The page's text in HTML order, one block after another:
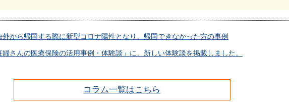
外から帰国する際に新型コロナ陽性となり、帰国できなかった方の事例
婦さんの医療保険の活用事例・体験談」に、新しい体験談を掲載しました。
コラム一覧はこちら